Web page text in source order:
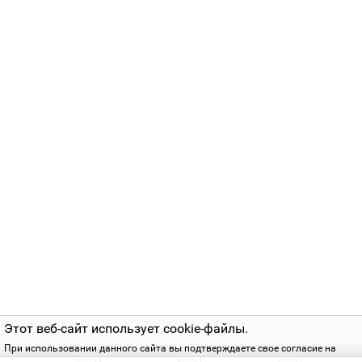
Этот веб-сайт использует cookie-файлы.
При использовании данного сайта вы подтверждаете свое согласие на